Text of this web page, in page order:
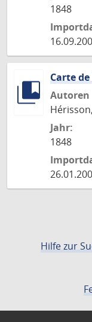
1848
Carte
Autoren
Jahr:
1848
Hilfe zur